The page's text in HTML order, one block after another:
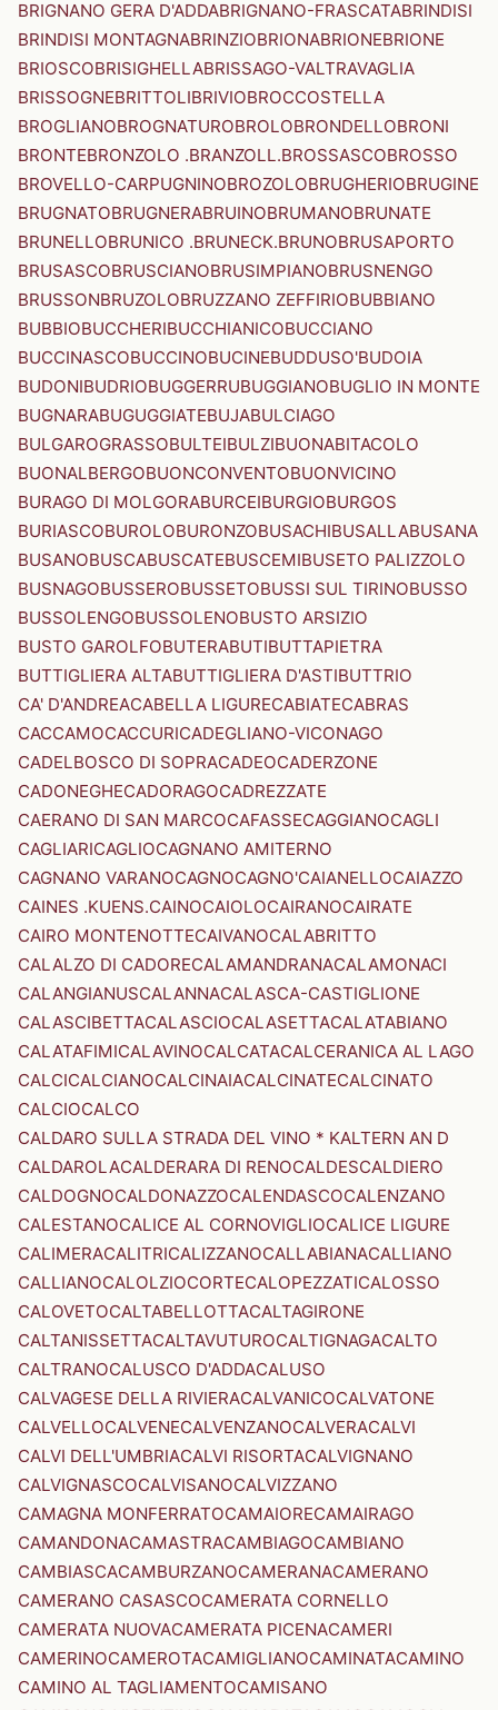
BRIGNANO GERA D'ADDABRIGNANO-FRASCATABRINDISI
BRINDISI MONTAGNABRINZIOBRIONABRIONEBRIONE
BRIOSCOBRISIGHELLABRISSAGO-VALTRAVAGLIA
BRISSOGNEBRITTOLIBRIVIOBROCCOSTELLA
BROGLIANOBROGNATUROBROLOBRONDELLOBRONI
BRONTEBRONZOLO .BRANZOLL.BROSSASCOBROSSO
BROVELLO-CARPUGNINOBROZOLOBRUGHERIOBRUGINE
BRUGNATOBRUGNERABRUINOBRUMANOBRUNATE
BRUNELLOBRUNICO .BRUNECK.BRUNOBRUSAPORTO
BRUSASCOBRUSCIANOBRUSIMPIANOBRUSNENGO
BRUSSONBRUZOLOBRUZZANO ZEFFIRIOBUBBIANO
BUBBIOBUCCHERIBUCCHIANICOBUCCIANO
BUCCINASCOBUCCINOBUCINEBUDDUSO'BUDOIA
BUDONIBUDRIOBUGGERRUBUGGIANOBUGLIO IN MONTE
BUGNARABUGUGGIATEBUJABULCIAGO
BULGAROGRASSOBULTEIBULZIBUONABITACOLO
BUONALBERGOBUONCONVENTOBUONVICINO
BURAGO DI MOLGORABURCEIBURGIOBURGOS
BURIASCOBUROLOBURONZOBUSACHIBUSALLABUSANA
BUSANOBUSCABUSCATEBUSCEMIBUSETO PALIZZOLO
BUSNAGOBUSSEROBUSSETOBUSSI SUL TIRINOBUSSO
BUSSOLENGOBUSSOLENOBUSTO ARSIZIO
BUSTO GAROLFOBUTERABUTIBUTTAPIETRA
BUTTIGLIERA ALTABUTTIGLIERA D'ASTIBUTTRIO
CA' D'ANDREACABELLA LIGURECABIATECABRAS
CACCAMOCACCURICADEGLIANO-VICONAGO
CADELBOSCO DI SOPRACADEOCADERZONE
CADONEGHECADORAGOCADREZZATE
CAERANO DI SAN MARCOCAFASSECAGGIANOCAGLI
CAGLIARICAGLIOCAGNANO AMITERNO
CAGNANO VARANOCAGNOCAGNO'CAIANELLOCAIAZZO
CAINES .KUENS.CAINOCAIOLOCAIRANOCAIRATE
CAIRO MONTENOTTECAIVANOCALABRITTO
CALALZO DI CADORECALAMANDRANACALAMONACI
CALANGIANUSCALANNACALASCA-CASTIGLIONE
CALASCIBETTACALASCIOCALASETTACALATABIANO
CALATAFIMICALAVINOCALCATACALCERANICA AL LAGO
CALCICALCIANOCALCINAIACALCINATECALCINATO
CALCIOCALCO
CALDARO SULLA STRADA DEL VINO * KALTERN AN D
CALDAROLACALDERARA DI RENOCALDESCALDIERO
CALDOGNOCALDONAZZOCALENDASCOCALENZANO
CALESTANOCALICE AL CORNOVIGLIOCALICE LIGURE
CALIMERACALITRICALIZZANOCALLABIANACALLIANO
CALLIANOCALOLZIOCORTECALOPEZZATICALOSSO
CALOVETOCALTABELLOTTACALTAGIRONE
CALTANISSETTACALTAVUTUROCALTIGNAGACALTO
CALTRANOCALUSCO D'ADDACALUSO
CALVAGESE DELLA RIVIERACALVANICOCALVATONE
CALVELLOCALVENECALVENZANOCALVERACALVI
CALVI DELL'UMBRIACALVI RISORTACALVIGNANO
CALVIGNASCOCALVISANOCALVIZZANO
CAMAGNA MONFERRATOCAMAIORECAMAIRAGO
CAMANDONACAMASTRACAMBIAGOCAMBIANO
CAMBIASCACAMBURZANOCAMERANACAMERANO
CAMERANO CASASCOCAMERATA CORNELLO
CAMERATA NUOVACAMERATA PICENACAMERI
CAMERINOCAMEROTACAMIGLIANOCAMINATACAMINO
CAMINO AL TAGLIAMENTOCAMISANO